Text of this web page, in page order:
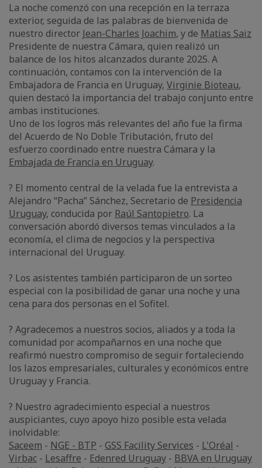
La noche comenzó con una recepción en la terraza
exterior, seguida de las palabras de bienvenida de
nuestro director Jean-Charles Joachim, y de Matias Saiz
Presidente de nuestra Cámara, quien realizó un
balance de los hitos alcanzados durante 2025. A
continuación, contamos con la intervención de la
Embajadora de Francia en Uruguay, Virginie Bioteau,
quien destacó la importancia del trabajo conjunto entre
ambas instituciones.
Uno de los logros más relevantes del año fue la firma
del Acuerdo de No Doble Tributación, fruto del
esfuerzo coordinado entre nuestra Cámara y la
Embajada de Francia en Uruguay.
? El momento central de la velada fue la entrevista a
Alejandro “Pacha” Sánchez, Secretario de Presidencia
Uruguay, conducida por Raúl Santopietro. La
conversación abordó diversos temas vinculados a la
economía, el clima de negocios y la perspectiva
internacional del Uruguay.
?️ Los asistentes también participaron de un sorteo
especial con la posibilidad de ganar una noche y una
cena para dos personas en el Sofitel.
? Agradecemos a nuestros socios, aliados y a toda la
comunidad por acompañarnos en una noche que
reafirmó nuestro compromiso de seguir fortaleciendo
los lazos empresariales, culturales y económicos entre
Uruguay y Francia.
? Nuestro agradecimiento especial a nuestros
auspiciantes, cuyo apoyo hizo posible esta velada
inolvidable:
Saceem - NGE - BTP - GSS Facility Services - L'Oréal -
Virbac - Lesaffre - Edenred Uruguay - BBVA en Uruguay